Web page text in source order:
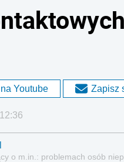
Youtube Zapisz
o m.in.: problemach osób